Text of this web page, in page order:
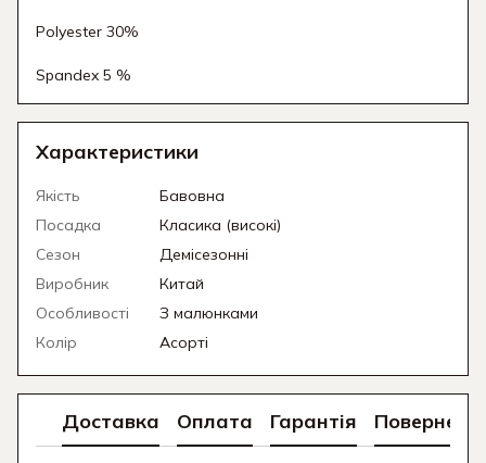
Polyester 30%
Spandex 5 %
Характеристики
Якість
Бавовна
Посадка
Класика (високі)
Сезон
Демісезонні
Виробник
Китай
Особливості
З малюнками
Колір
Асорті
Доставка Оплата Гарантія